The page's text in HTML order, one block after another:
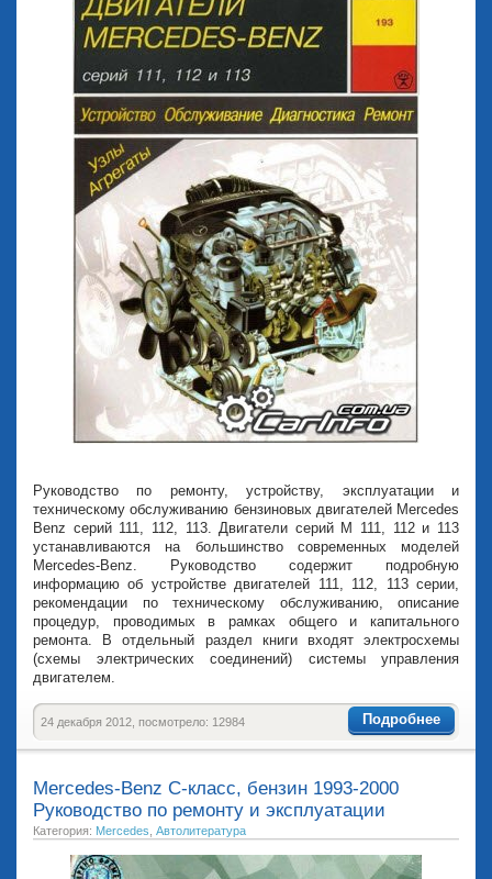
Руководство по ремонту, устройству, эксплуатации и
техническому обслуживанию бензиновых двигателей Mercedes
Benz серий 111, 112, 113. Двигатели серий М 111, 112 и 113
устанавливаются на большинство современных моделей
Mercedes-Benz. Руководство содержит подробную
информацию об устройстве двигателей 111, 112, 113 серии,
рекомендации по техническому обслуживанию, описание
процедур, проводимых в рамках общего и капитального
ремонта. В отдельный раздел книги входят электросхемы
(схемы электрических соединений) системы управления
двигателем.
Подробнее
24 декабря 2012, посмотрело: 12984
Mercedes-Benz С-класс, бензин 1993-2000
Руководство по ремонту и эксплуатации
Категория: Mercedes Автолитература